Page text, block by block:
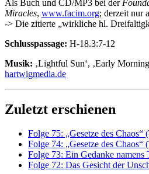
Als Buch und CD/MP3 bei der
Miracles, www.facim.org; derzeit nur
-> Die zitierte „wirkliche hl.
Schlusspassage: H-18.3:7-12
Musik: ‚Lightful Sun‘, ‚Early
hartwigmedia.de
Zuletzt erschienen
Folge 75: „Gesetze des Chaos“
Folge 74: „Gesetze des Chaos“
Folge 73: Ein Gedanke namens
Folge 72: Das Gesicht der